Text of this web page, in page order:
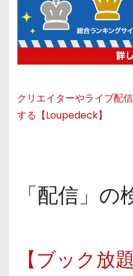
クリエイターやライブ配
する【Loupedeck】
「配信」の
【ブック放